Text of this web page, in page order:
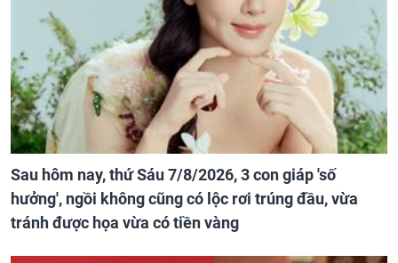
Sau hôm nay, thứ Sáu 7/8/2026, 3 con giáp 'số
hưởng', ngồi không cũng có lộc rơi trúng đầu, vừa
tránh được họa vừa có tiền vàng